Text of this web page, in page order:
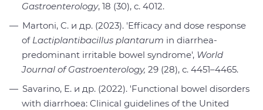
Gastroenterology, 18 (30), с. 4012.
Martoni, C. и др. (2023). 'Efficacy and dose response
of Lactiplantibacillus plantarum in diarrhea-
predominant irritable bowel syndrome', World
Journal of Gastroenterology, 29 (28), с. 4451–4465.
Savarino, E. и др. (2022). 'Functional bowel disorders
with diarrhoea: Clinical guidelines of the United